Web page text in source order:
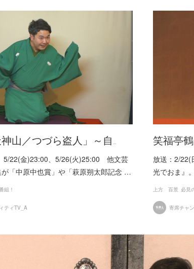
山／つづら盗人」～自…
5/22(金)23:00、5/26(火)25:00 他文芸
「中原中也賞」や「萩原朔太郎記念 …
組！
ティTV_A
笑福亭
放送：2/
光でおま』
上方 百景 必見
寄席チャ